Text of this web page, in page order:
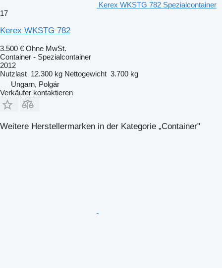
Kerex WKSTG 782 Spezialcontainer
17
Kerex WKSTG 782
3.500 € Ohne MwSt.
Container - Spezialcontainer
2012
Nutzlast 12.300 kg Nettogewicht 3.700 kg
Ungarn, Polgár
Verkäufer kontaktieren
Weitere Herstellermarken in der Kategorie „Container"